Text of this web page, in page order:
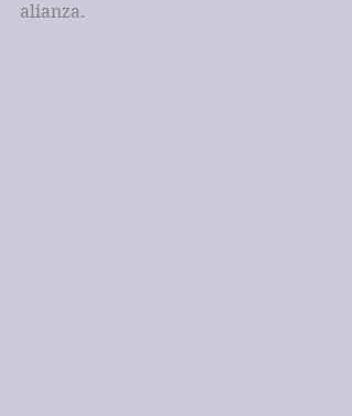
alianza.